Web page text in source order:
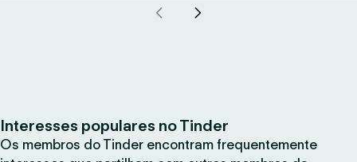
Interesses populares no Tinder
Os membros do Tinder encontram frequentemente